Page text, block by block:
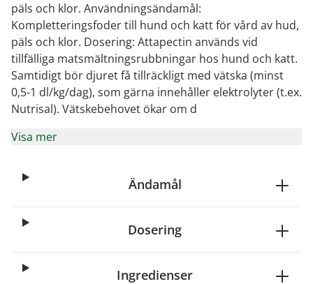
päls och klor. Användningsändamål:
Kompletteringsfoder till hund och katt för vård av hud,
päls och klor. Dosering: Attapectin används vid
tillfälliga matsmältningsrubbningar hos hund och katt.
Samtidigt bör djuret få tillräckligt med vätska (minst
0,5-1 dl/kg/dag), som gärna innehåller elektrolyter (t.ex.
Nutrisal). Vätskebehovet ökar om d
Visa mer
Ändamål
Dosering
Ingredienser